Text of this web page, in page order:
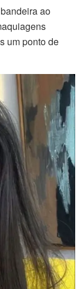
ao
um ponto de